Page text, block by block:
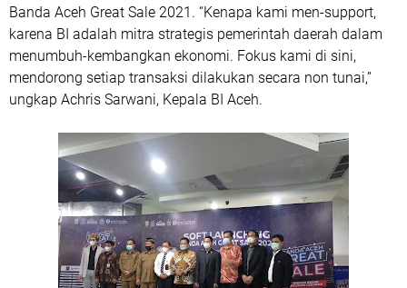
Banda Aceh Great Sale 2021. “Kenapa kami men-support,
karena BI adalah mitra strategis pemerintah daerah dalam
menumbuh-kembangkan ekonomi. Fokus kami di sini,
mendorong setiap transaksi dilakukan secara non tunai,”
ungkap Achris Sarwani, Kepala BI Aceh.